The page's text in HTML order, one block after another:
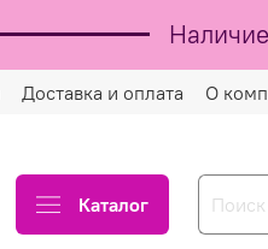
Доставка и оплата О
Каталог